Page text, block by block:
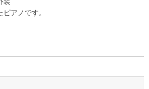
アノです。